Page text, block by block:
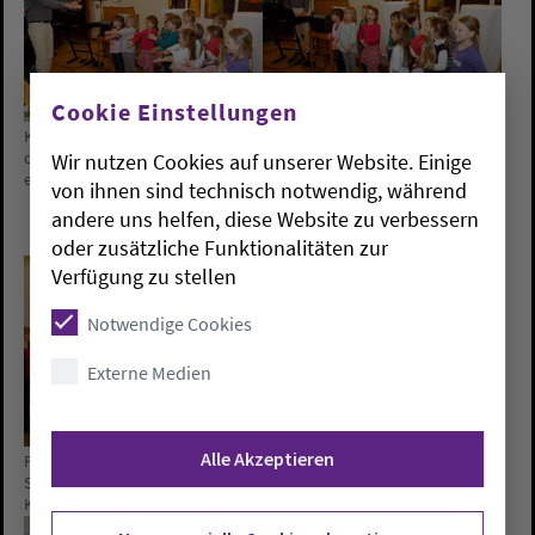
Kreiskantor Tobias Götting
demonstriert die Arbeit mit
einem Kinderchor.
gelebten Kirchenalltag wichtig.
Landeskirchenmusikdirektor
Johannes von Hoff: Über die
Kinder bringen wir auch die
Eltern in die Kirche.
Podiumsdiskussion zum
Schwerpunktthema
Kirchenmusik
Wolfgang Stelljes (re.) moderiert
die Podiumsdiskussion
Cookie Einstellungen
Wir nutzen Cookies auf unserer Website. Einige
von ihnen sind technisch notwendig, während
andere uns helfen, diese Website zu verbessern
oder zusätzliche Funktionalitäten zur
Verfügung zu stellen
Notwendige Cookies
Externe Medien
Alle Akzeptieren